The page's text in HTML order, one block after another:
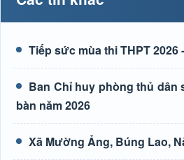
Tiếp sức mùa thi THPT
Ban Chỉ huy phòng thủ
bàn năm 2026
Xã Mường Ảng, Búng Lao,